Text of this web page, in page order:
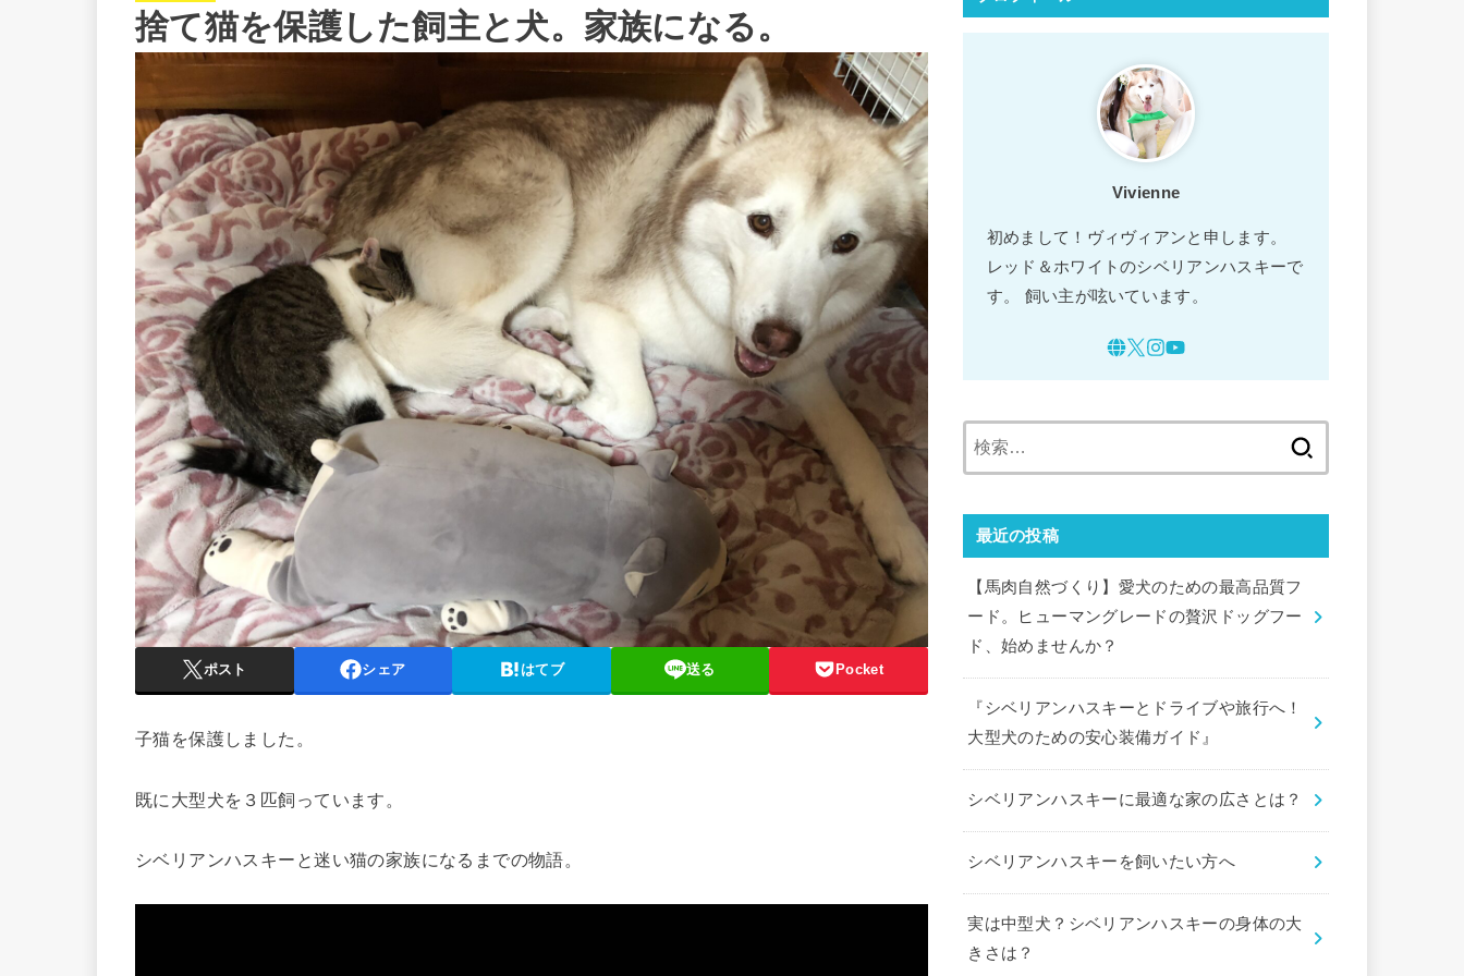
捨て猫を保護した飼主と犬。家族になる。
ポスト シェア はてブ 送る Pocket
子猫を保護しました。
既に大型犬を３匹飼っています。
シベリアンハスキーと迷い猫の家族になるまでの物語。
Vivienne
初めまして！ヴィヴィアンと申します。
レッド＆ホワイトのシベリアンハスキーで
す。 飼い主が呟いています。
最近の投稿
【馬肉自然づくり】愛犬のための最高品質フ
ード。ヒューマングレードの贅沢ドッグフー
ド、始めませんか？
『シベリアンハスキーとドライブや旅行へ！
大型犬のための安心装備ガイド』
シベリアンハスキーに最適な家の広さとは？
シベリアンハスキーを飼いたい方へ
実は中型犬？シベリアンハスキーの身体の大
きさは？